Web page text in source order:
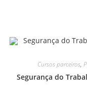
Cursos parceiros,
Segurança do